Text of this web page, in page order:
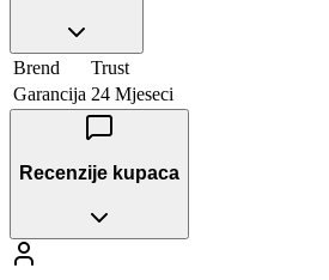
Brend
Trust
Garancija 24 Mjeseci
Recenzije kupaca